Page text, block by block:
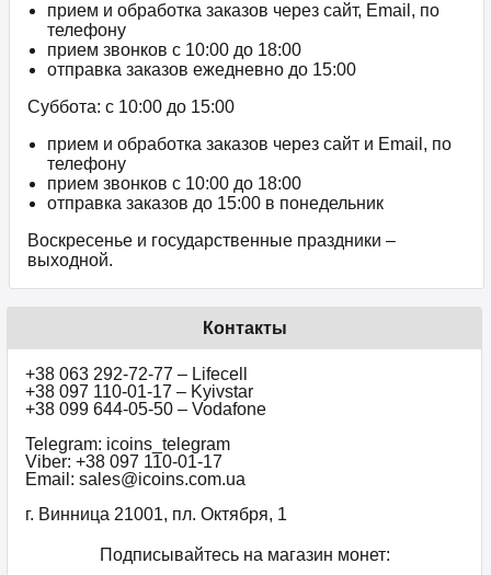
прием и обработка заказов через сайт, Email, по
телефону
прием звонков c 10:00 до 18:00
отправка заказов ежедневно до 15:00
Суббота: с 10:00 до 15:00
прием и обработка заказов через сайт и Email, по
телефону
прием звонков c 10:00 до 18:00
отправка заказов до 15:00 в понедельник
Воскресенье и государственные праздники –
выходной.
Контакты
+38 063 292-72-77 – Lifecell
+38 097 110-01-17 – Kyivstar
+38 099 644-05-50 – Vodafone
Telegram: icoins_telegram
Viber: +38 097 110-01-17
Email: sales@icoins.com.ua
г. Винница 21001, пл. Октября, 1
Подписывайтесь на магазин монет: